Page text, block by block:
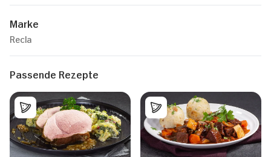
Marke
Recla
Passende Rezepte